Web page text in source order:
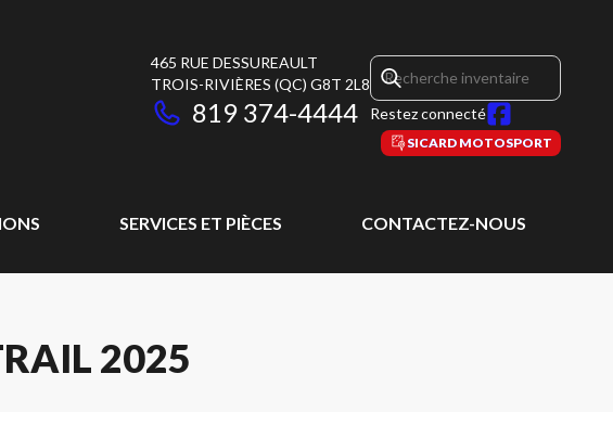
465 RUE DESSUREAULT
TROIS-RIVIÈRES (QC) G8T 2L8
819 374-4444 Restez connecté
SICARD MOTOSPORT
SERVICES ET PIÈCES CONTACTEZ-NOUS
2025